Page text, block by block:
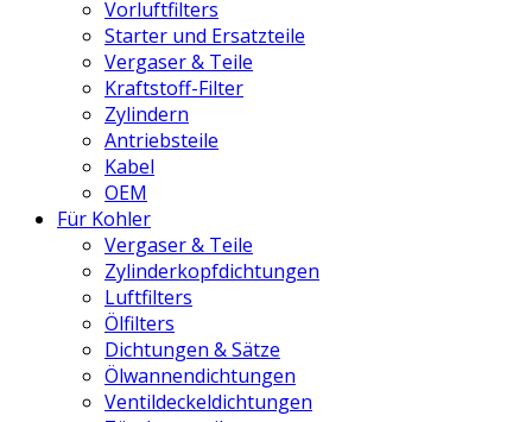
Vorluftfilters
Starter und Ersatzteile
Vergaser & Teile
Kraftstoff-Filter
Zylindern
Antriebsteile
Kabel
OEM
Für Kohler
Vergaser & Teile
Zylinderkopfdichtungen
Luftfilters
Ölfilters
Dichtungen & Sätze
Ölwannendichtungen
Ventildeckeldichtungen